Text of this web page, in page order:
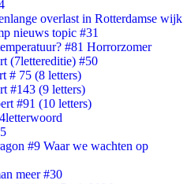
overlast in Rotterdamse wijk
nieuws topic #31
#81 Horrorzomer
(7lettereditie) #50
# 75 (8 letters)
#143 (9 letters)
#91 (10 letters)
#9 Waar we wachten op
meer #30